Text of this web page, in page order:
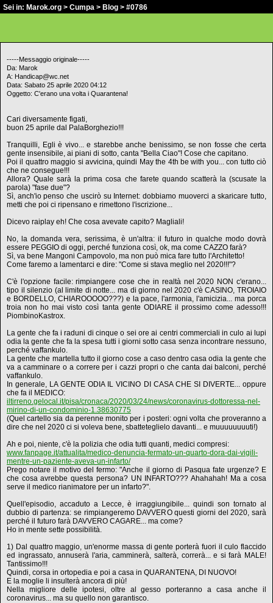
Sei in: Marok.org > Cumpa > Blog > #0786
-----Messaggio originale-----
Da: Marok
A: Handicap@wc.net
Data: Sabato 25 aprile 2020 04:12
Oggetto: C'erano una volta i Quarantena!
Cari diversamente figati,
buon 25 aprile dal PalaBorghezio!!!
Tranquilli, Egli è vivo... e starebbe anche benissimo, se non fosse che certa
gente insensibile, ai piani di sotto, canta "Bella Ciao"! Cose che capitano.
Poi il quattro maggio si avvicina, quindi May the 4th be with you... con tutto ciò
che ne consegue!!!
Allora? Quale sarà la prima cosa che farete quando scatterà la (scusate la
parola) "fase due"?
Sì, anch'io penso che uscirò su Internet: dobbiamo muoverci a skaricare tutto,
metti che poi ci ripensano e rimettono l'iscrizione...
Dicevo raiplay eh! Che cosa avevate capito? Magliali!
No, la domanda vera, serissima, è un'altra: il futuro in qualche modo dovrà
essere PEGGIO di oggi, perché funziona così, ok, ma come CAZZO farà?
Sì, va bene Mangoni Campovolo, ma non può mica fare tutto l'Architetto!
Come faremo a lamentarci e dire: "Come si stava meglio nel 2020!!!"?
C'è l'opzione facile: rimpiangere cose che in realtà nel 2020 NON c'erano...
tipo il silenzio (al limite di notte... ma di giorno nel 2020 c'è CASINO, TROIAIO
e BORDELLO, CHIAROOOOO???) e la pace, l'armonia, l'amicizia... ma porca
troia non ho mai visto così tanta gente ODIARE il prossimo come adesso!!!
PiombinoKastrox.
La gente che fa i raduni di cinque o sei ore ai centri commerciali in culo ai lupi
odia la gente che fa la spesa tutti i giorni sotto casa senza incontrare nessuno,
perché vaffankulo.
La gente che martella tutto il giorno cose a caso dentro casa odia la gente che
va a camminare o a correre per i cazzi propri o che canta dai balconi, perché
vaffankulo.
In generale, LA GENTE ODIA IL VICINO DI CASA CHE SI DIVERTE... oppure
che fa il MEDICO:
iltirreno.gelocal.it/pisa/cronaca/2020/03/24/news/coronavirus-dottoressa-nel-
mirino-di-un-condominio-1.38630775
(Quel cartello sia da perenne monito per i posteri: ogni volta che proveranno a
dire che nel 2020 ci si voleva bene, sbatteteglielo davanti... e muuuuuuuuti!)
Ah e poi, niente, c'è la polizia che odia tutti quanti, medici compresi:
www.fanpage.it/attualita/medico-denuncia-fermato-un-quarto-dora-dai-vigili-
mentre-un-paziente-aveva-un-infarto/
Prego notare il motivo del fermo: "Anche il giorno di Pasqua fate urgenze? E
che cosa avrebbe questa persona? UN INFARTO??? Ahahahah! Ma a cosa
serve il medico rianimatore per un infarto?".
Quell'episodio, accaduto a Lecce, è irraggiungibile... quindi son tornato al
dubbio di partenza: se rimpiangeremo DAVVERO questi giorni del 2020, sarà
perché il futuro farà DAVVERO CAGARE... ma come?
Ho in mente sette possibilità.
1) Dal quattro maggio, un'enorme massa di gente porterà fuori il culo flaccido
ed ingrassato, annuserà l'aria, camminerà, salterà, correrà... e si farà MALE!
Tantissimo!!!
Quindi, corsa in ortopedia e poi a casa in QUARANTENA, DI NUOVO!
E la moglie li insulterà ancora di più!
Nella migliore delle ipotesi, oltre al gesso porteranno a casa anche il
coronavirus... ma su quello non garantisco.